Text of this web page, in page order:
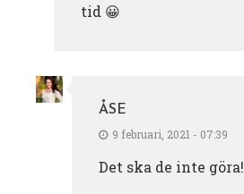
tid 😀
ÅSE
9 februari, 2021 - 07:39
Det ska de inte göra!